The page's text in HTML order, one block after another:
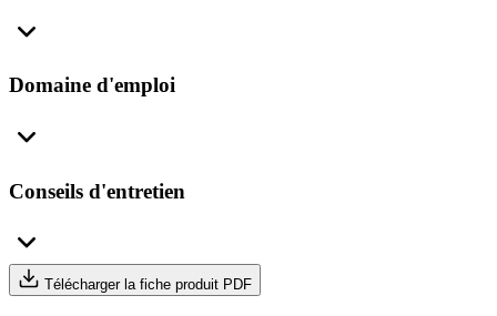
Domaine d'emploi
Conseils d'entretien
Télécharger la fiche produit PDF